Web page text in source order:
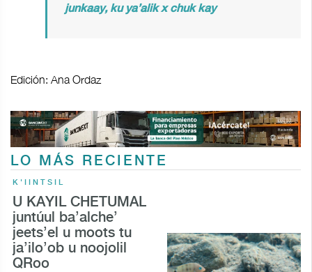
junkaay, ku ya’alik x chuk kay
Edición: Ana Ordaz
LO MÁS RECIENTE
K'IINTSIL
U KAYIL CHETUMAL
juntúul ba’alche’
jeets’el u moots tu
ja’ilo’ob u noojolil
QRoo